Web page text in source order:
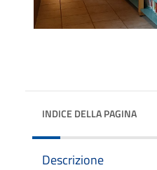
INDICE DELLA PAGINA
Descrizione